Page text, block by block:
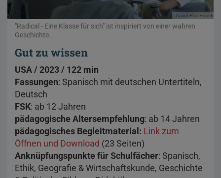
Ascot Elite
"Radical - Eine Klasse für sich" ist inspiriert von einer wahren
Geschichte.
Gut zu wissen
USA / 2023 / 122 min
Fassungen: Spanisch mit deutschen Untertiteln,
Deutsch
FSK: ab 12 Jahren
pädagogische Altersempfehlung: ab 14 Jahren
pädagogisches Begleitmaterial: Link zum
Öffnen und Download (23 Seiten)
Anknüpfungspunkte für Schulfächer: Spanisch,
Ethik, Geografie & Wirtschaftskunde, Geschichte